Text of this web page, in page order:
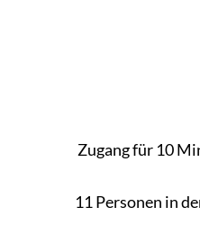
Zugang für 10
11 Personen in